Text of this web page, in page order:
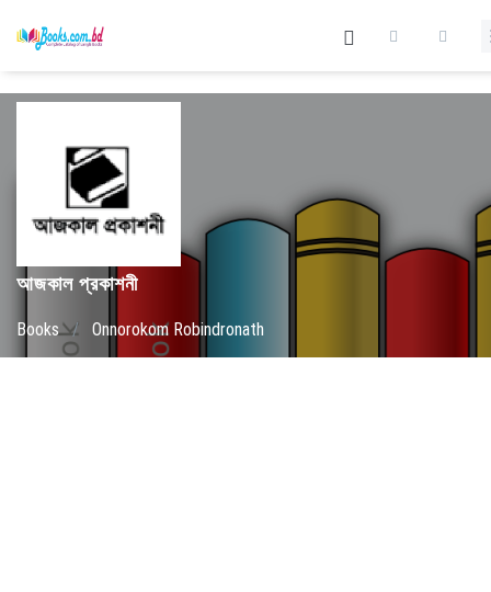
আজকাল প্রকাশনী
Books / Onnorokom Robindronath